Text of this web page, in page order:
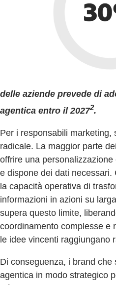
delle aziende prevede di
agentica entro il 20272.
Per i responsabili marketing,
radicale. La maggior parte
offrire una
e dispone dei dati
la capacità operativa di
informazioni in azioni su
supera questo limite,
coordinamento complesse e
le idee vincenti raggiungano
Di conseguenza, i brand che
agentica in modo strategico